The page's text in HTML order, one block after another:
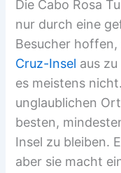
Die Cabo Rosa
nur durch eine
Besucher
Cruz-Insel aus
es meistens
unglaublichen
besten,
Insel zu bleiben.
aber sie macht